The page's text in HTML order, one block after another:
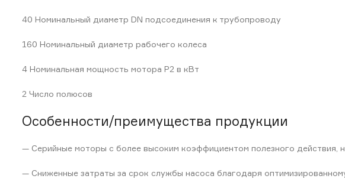
40 Номинальный диаметр DN подсоединения к трубопроводу
160 Номинальный диаметр рабочего колеса
4 Номинальная мощность мотора P2 в кВт
2 Число полюсов
Особенности/преимущества продукции
— Серийные моторы с более высоким коэффициентом полезного действия,
— Сниженные затраты за срок службы насоса благодаря